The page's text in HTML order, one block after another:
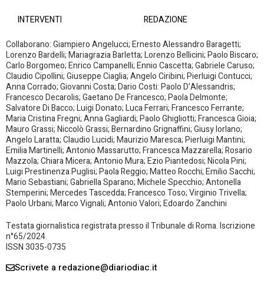
INTERVENTI
REDAZIONE
Collaborano: Giampiero Angelucci; Ernesto Alessandro Baragetti;
Lorenzo Bardelli; Mariagrazia Barletta; Lorenzo Bellicini; Paolo Biscaro;
Carlo Borgomeo; Enrico Campanelli; Ennio Cascetta; Gabriele Caruso;
Claudio Cipollini; Giuseppe Ciaglia; Angelo Ciribini; Pierluigi Contucci;
Anna Corrado; Giovanni Costa; Dario Costi: Paolo D’Alessandris;
Francesco Decarolis; Gaetano De Francesco; Paola Delmonte;
Salvatore Di Bacco; Luigi Donato; Luca Ferrari; Francesco Ferrante;
Maria Cristina Fregni; Anna Gagliardi; Paolo Ghigliotti; Francesca Gioia;
Mauro Grassi; Niccolò Grassi; Bernardino Grignaffini; Giusy Iorlano;
Angelo Laratta; Claudio Lucidi; Maurizio Maresca; Pierluigi Mantini;
Emilia Martinelli; Antonio Massarutto; Francesca Mazzarella; Rosario
Mazzola; Chiara Micera; Antonio Mura; Ezio Piantedosi; Nicola Pini;
Luigi Prestinenza Puglisi; Paola Reggio; Matteo Rocchi; Emilio Sacchi;
Mario Sebastiani; Gabriella Sparano; Michele Specchio; Antonella
Stemperini; Mercedes Tascedda; Francesco Toso; Virginio Trivella;
Paolo Urbani; Marco Vignali; Antonio Valori; Edoardo Zanchini
Testata giornalistica registrata presso il Tribunale di Roma. Iscrizione
n°65/2024.
ISSN 3035-0735
Scrivete a redazione@diariodiac.it